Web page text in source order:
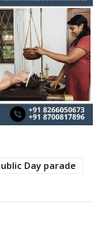
Day parade